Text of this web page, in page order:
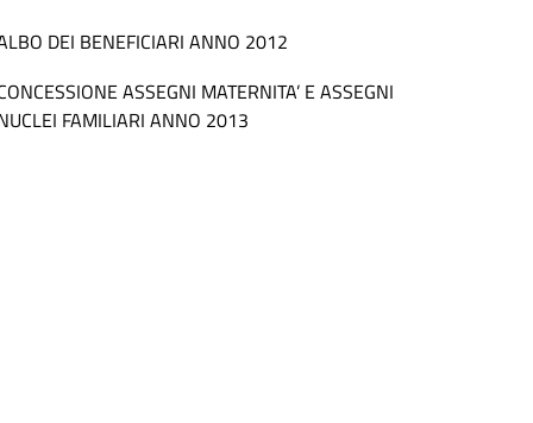
DEI BENEFICIARI ANNO 2012
ASSEGNI MATERNITA’ E ASSEGNI
FAMILIARI ANNO 2013